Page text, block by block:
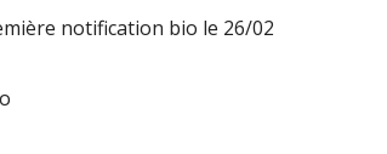
notification bio le 26/02